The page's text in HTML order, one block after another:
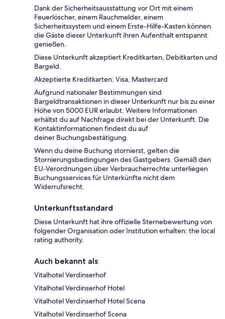
Dank der Sicherheitsausstattung vor Ort mit einem
Feuerlöscher, einem Rauchmelder, einem
Sicherheitssystem und einem Erste-Hilfe-Kasten können
die Gäste dieser Unterkunft ihren Aufenthalt entspannt
genießen.
Diese Unterkunft akzeptiert Kreditkarten, Debitkarten und
Bargeld.
Akzeptierte Kreditkarten: Visa, Mastercard
Aufgrund nationaler Bestimmungen sind
Bargeldtransaktionen in dieser Unterkunft nur bis zu einer
Höhe von 5000 EUR erlaubt. Weitere Informationen
erhältst du auf Nachfrage direkt bei der Unterkunft. Die
Kontaktinformationen findest du auf
deiner Buchungsbestätigung.
Wenn du deine Buchung stornierst, gelten die
Stornierungsbedingungen des Gastgebers. Gemäß den
EU-Verordnungen über Verbraucherrechte unterliegen
Buchungsservices für Unterkünfte nicht dem
Widerrufsrecht.
Unterkunftsstandard
Diese Unterkunft hat ihre offizielle Sternebewertung von
folgender Organisation oder Institution erhalten: the local
rating authority.
Auch bekannt als
Vitalhotel Verdinserhof
Vitalhotel Verdinserhof Hotel
Vitalhotel Verdinserhof Hotel Scena
Vitalhotel Verdinserhof Scena